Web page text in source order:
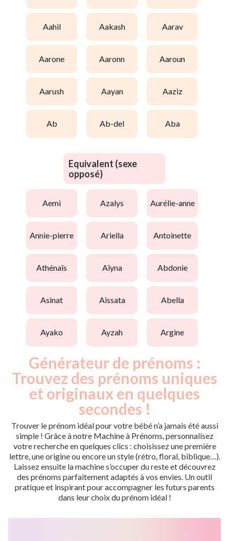
aahil aakash aarav
aarone aaronn aaroun
aarush aayan aaziz
ab ab-del aba
Equivalent (sexe
opposé)
aemi azalys aurélie-anne
annie-pierre ariella antoinette
athénaïs aïyna abdonie
asinat aissata abella
ayako ayzah argine
Générateur de prénoms :
Trouvez des prénoms uniques
et originaux en quelques
secondes !
Trouver le prénom idéal pour votre bébé n’a jamais été aussi
simple ! Grâce à notre Machine à Prénoms, personnalisez
votre recherche en quelques clics : choisissez une première
lettre, une origine ou encore un style (rétro, floral, biblique…).
Laissez ensuite la machine s’occuper du reste et découvrez
des prénoms parfaitement adaptés à vos envies. Un outil
pratique et inspirant pour accompagner les futurs parents
dans leur choix du prénom idéal !